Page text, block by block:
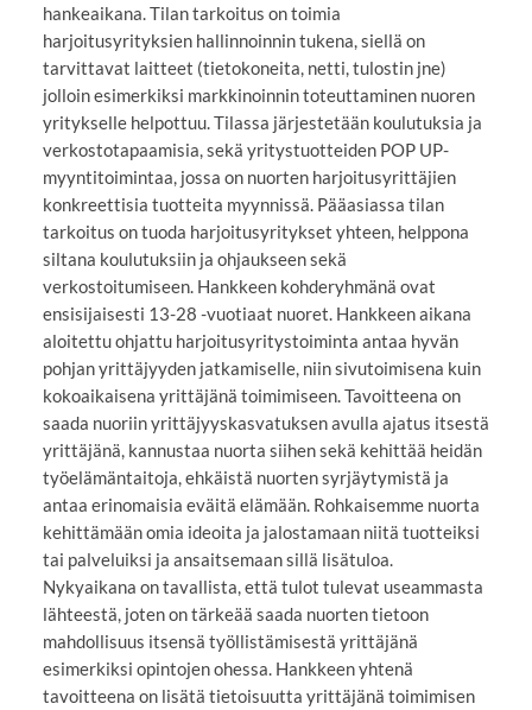
hankeaikana. Tilan tarkoitus on toimia
harjoitusyrityksien hallinnoinnin tukena, siellä on
tarvittavat laitteet (tietokoneita, netti, tulostin jne)
jolloin esimerkiksi markkinoinnin toteuttaminen nuoren
yritykselle helpottuu. Tilassa järjestetään koulutuksia ja
verkostotapaamisia, sekä yritystuotteiden POP UP-
myyntitoimintaa, jossa on nuorten harjoitusyrittäjien
konkreettisia tuotteita myynnissä. Pääasiassa tilan
tarkoitus on tuoda harjoitusyritykset yhteen, helppona
siltana koulutuksiin ja ohjaukseen sekä
verkostoitumiseen. Hankkeen kohderyhmänä ovat
ensisijaisesti 13-28 -vuotiaat nuoret. Hankkeen aikana
aloitettu ohjattu harjoitusyritystoiminta antaa hyvän
pohjan yrittäjyyden jatkamiselle, niin sivutoimisena kuin
kokoaikaisena yrittäjänä toimimiseen. Tavoitteena on
saada nuoriin yrittäjyyskasvatuksen avulla ajatus itsestä
yrittäjänä, kannustaa nuorta siihen sekä kehittää heidän
työelämäntaitoja, ehkäistä nuorten syrjäytymistä ja
antaa erinomaisia eväitä elämään. Rohkaisemme nuorta
kehittämään omia ideoita ja jalostamaan niitä tuotteiksi
tai palveluiksi ja ansaitsemaan sillä lisätuloa.
Nykyaikana on tavallista, että tulot tulevat useammasta
lähteestä, joten on tärkeää saada nuorten tietoon
mahdollisuus itsensä työllistämisestä yrittäjänä
esimerkiksi opintojen ohessa. Hankkeen yhtenä
tavoitteena on lisätä tietoisuutta yrittäjänä toimimisen